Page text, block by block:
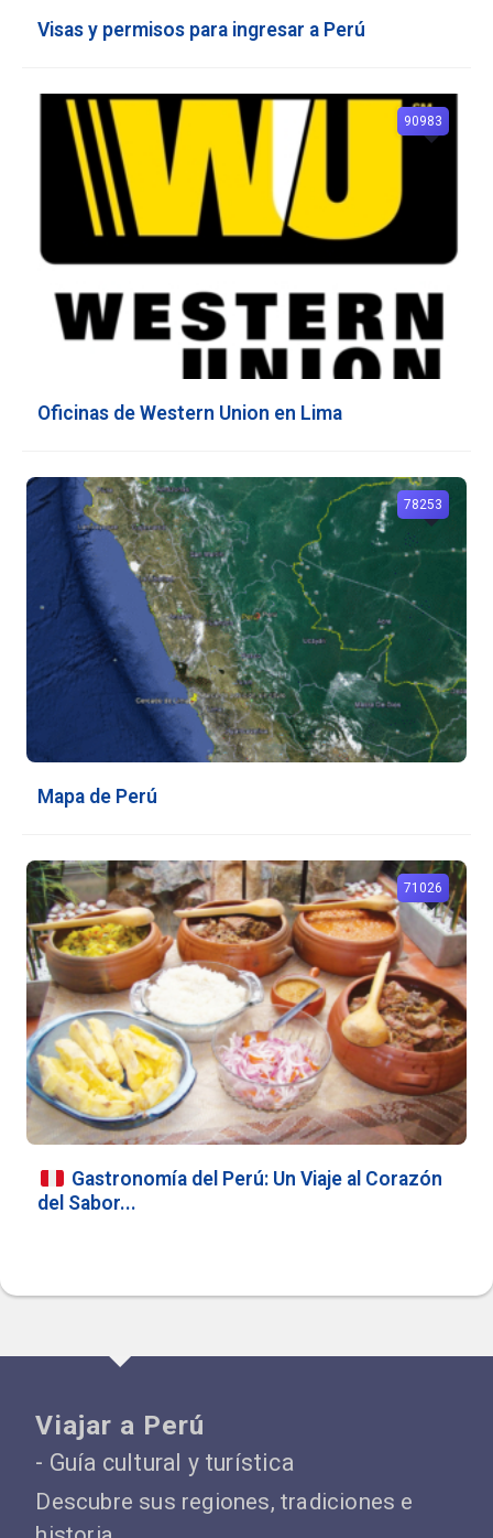
Visas y permisos para ingresar a Perú
Oficinas de Western Union en Lima
90983
Mapa de Perú
78253
Gastronomía del Perú: Un Viaje al Corazón
del Sabor...
71026
Viajar a Perú
- Guía cultural y turística
Descubre sus regiones, tradiciones e